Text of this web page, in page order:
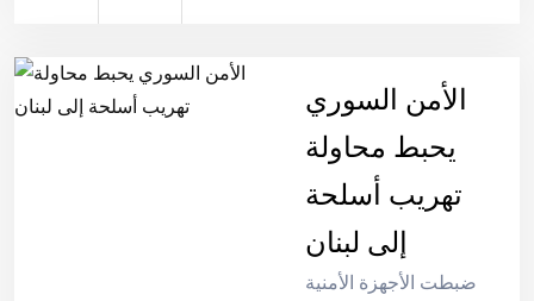
الأمن السوري
يحبط محاولة
تهريب أسلحة
إلى لبنان
ضبطت الأجهزة الأمنية